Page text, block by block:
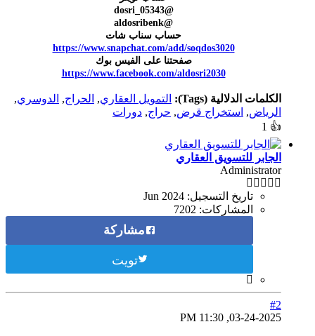
@dosri_05343
@aldosribenk
حساب سناب شات
https://www.snapchat.com/add/soqdos3020
صفحتنا على الفيس بوك
https://www.facebook.com/aldosri2030
الكلمات الدلالية (Tags): التمويل العقاري, الحراج, الدوسري,
الرياض, استخراج قرض, حراج, دورات
👍
1
الجابر للتسويق العقاري
Administrator
تاريخ التسجيل: Jun 2024
المشاركات: 7202
مشاركة
تويت
#2
03-24-2025, 11:30 PM